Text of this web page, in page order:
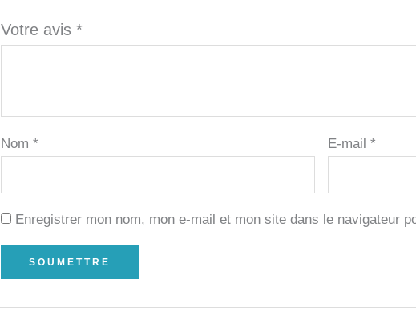
Votre avis*
Nom* E-mail *
Enregistrer mon nom, mon e-mail et mon site dans le navigateur